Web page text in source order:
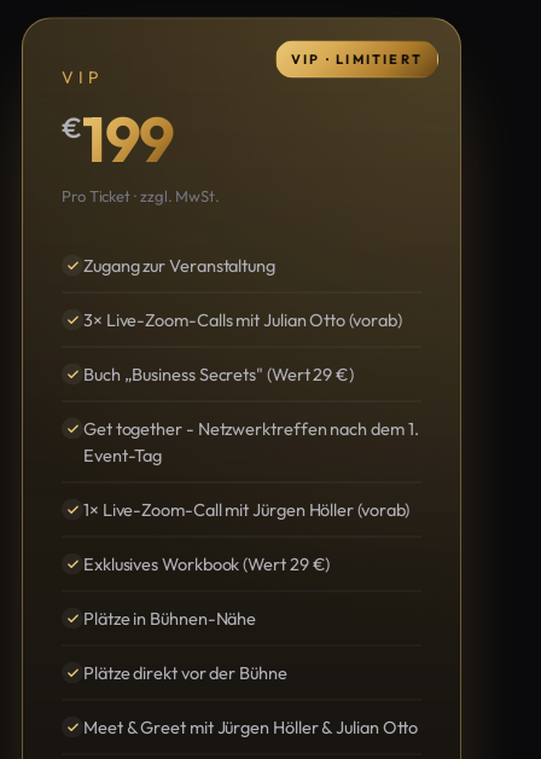
VIP · LIMITIERT
VIP
€199
Pro Ticket · zzgl. MwSt.
Zugang zur Veranstaltung
3× Live-Zoom-Calls mit Julian Otto (vorab)
Buch „Business Secrets" (Wert 29 €)
Get together - Netzwerktreffen nach dem 1.
Event-Tag
1× Live-Zoom-Call mit Jürgen Höller (vorab)
Exklusives Workbook (Wert 29 €)
Plätze in Bühnen-Nähe
Plätze direkt vor der Bühne
Meet & Greet mit Jürgen Höller & Julian Otto